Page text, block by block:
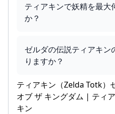
ティアキンで妖精を最大
か？
ゼルダの伝説ティアキン
りますか？
ティアキン（Zelda Totk）
オブ ザ キングダム | ティ
キン